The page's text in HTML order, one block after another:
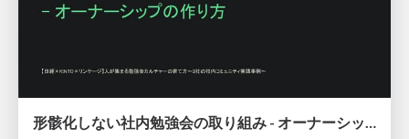
形骸化しない社内勉強会の取り組み - オーナーシップの作り方 / In-house study session